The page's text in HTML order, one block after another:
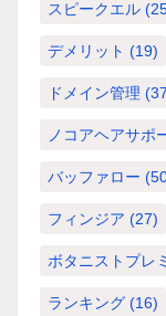
スピークエル
デメリット (19)
ドメイン管理
ノコアヘアサポ
バッファロー
フィンジア (27)
ボタニストプレ
ランキング (16)